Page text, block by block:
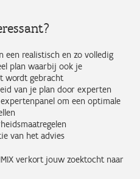
een realistisch en zo volledig
plan waarbij ook je
wordt gebracht
van je plan door experten
om een optimale
van het advies
verkort jouw zoektocht naar